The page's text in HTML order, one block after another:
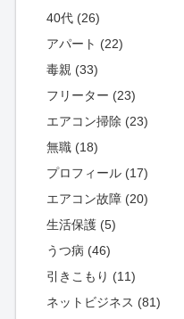
40代 (26)
アパート (22)
毒親 (33)
フリーター (23)
エアコン掃除 (23)
無職 (18)
プロフィール (17)
エアコン故障 (20)
生活保護 (5)
うつ病 (46)
引きこもり (11)
ネットビジネス (81)